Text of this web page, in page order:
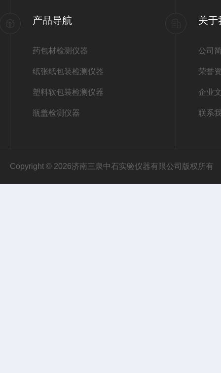
产品导航
药包材检测仪器
纸张纸包装检测仪器
塑料软包装检测仪器
瓶盖检测仪器
关于
公司
荣誉
企业
联系
Copyright © 2026济南三泉中石实验仪器有限公司版权所有